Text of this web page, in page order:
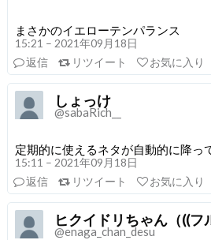
まさかのイエローテンパランス
15:21 – 2021年09月18日
返信
リツイート お気に入り
しょっけ
@sabaRich__
定期的に使えるネタが自動的に降っ
15:11 – 2021年09月18日
返信
リツイート お気に入り
ヒクイドリちゃん（((フ
@enaga_chan_desu